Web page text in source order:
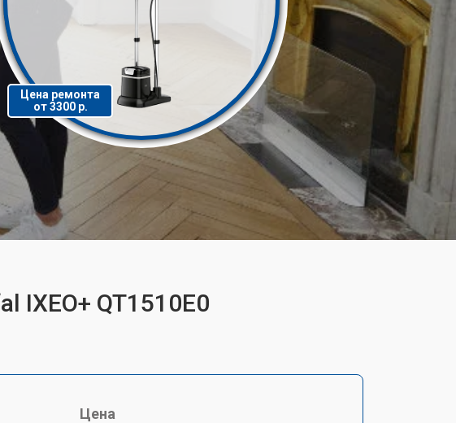
Цена ремонта
от 3300 р.
IXEO+ QT1510E0
Цена